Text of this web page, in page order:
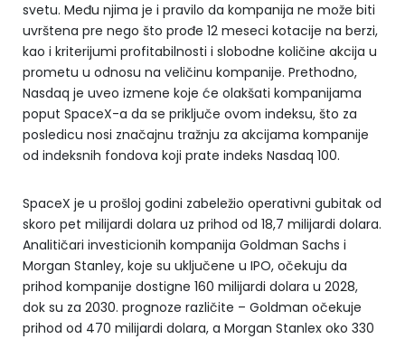
svetu. Među njima je i pravilo da kompanija ne može biti
uvrštena pre nego što prođe 12 meseci kotacije na berzi,
kao i kriterijumi profitabilnosti i slobodne količine akcija u
prometu u odnosu na veličinu kompanije. Prethodno,
Nasdaq je uveo izmene koje će olakšati kompanijama
poput SpaceX-a da se priključe ovom indeksu, što za
posledicu nosi značajnu tražnju za akcijama kompanije
od indeksnih fondova koji prate indeks Nasdaq 100.
SpaceX je u prošloj godini zabeležio operativni gubitak od
skoro pet milijardi dolara uz prihod od 18,7 milijardi dolara.
Analitičari investicionih kompanija Goldman Sachs i
Morgan Stanley, koje su uključene u IPO, očekuju da
prihod kompanije dostigne 160 milijardi dolara u 2028,
dok su za 2030. prognoze različite – Goldman očekuje
prihod od 470 milijardi dolara, a Morgan Stanlex oko 330